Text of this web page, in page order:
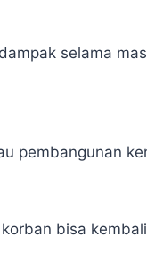
selama
pembangunan
bisa